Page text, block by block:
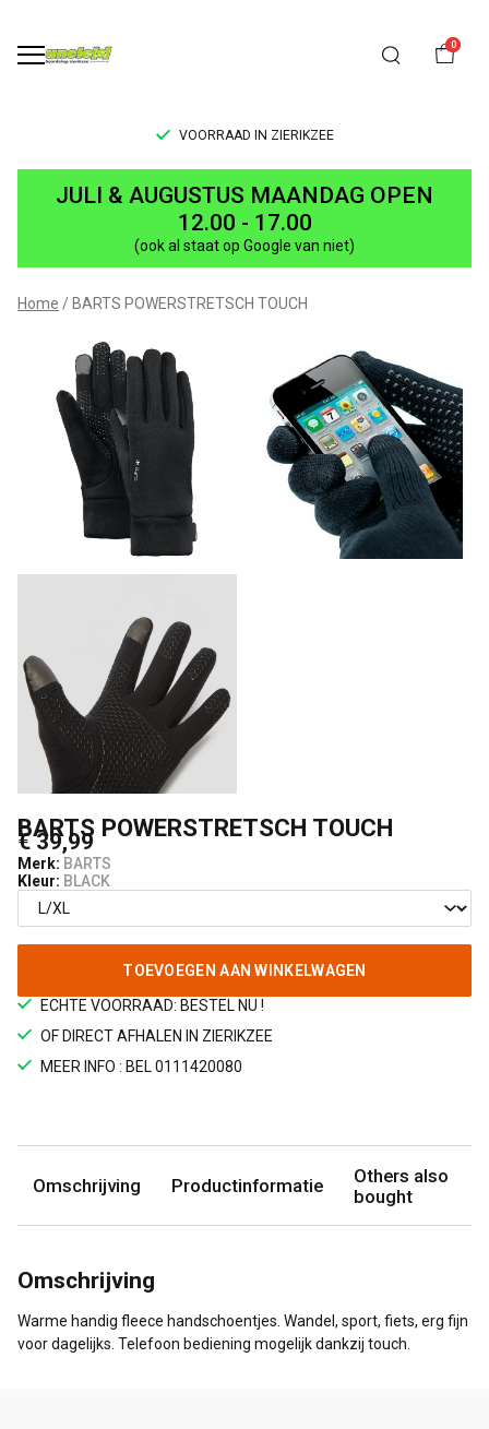
0
VOORRAAD IN ZIERIKZEE
Powerstretch
Gloves
UNCLE[S]
Boardshop
JULI & AUGUSTUS MAANDAG OPEN
12.00 - 17.00
(ook al staat op Google van niet)
Home BARTS POWERSTRETSCH TOUCH
BARTS POWERSTRETSCH TOUCH
€ 39,99
Merk: BARTS
Kleur: BLACK
TOEVOEGEN AAN WINKELWAGEN
ECHTE VOORRAAD: BESTEL NU !
OF DIRECT AFHALEN IN ZIERIKZEE
MEER INFO : BEL 0111420080
Omschrijving Productinformatie
Others also
bought
Omschrijving
Warme handig fleece handschoentjes. Wandel, sport, fiets, erg fijn
voor dagelijks. Telefoon bediening mogelijk dankzij touch.